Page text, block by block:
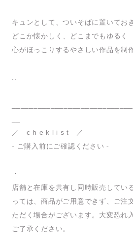
キュンとして、ついそばに置いてお
どこか懐かしく、どこまでもゆるく
心がほっこりするやさしい作品を制
／ c h e k l i s t ／
- ご購入前にご確認ください -
・
店舗と在庫を共有し同時販売してい
っては、商品がご用意できず、ご注
ただく場合がございます。大変恐れ
ご了承ください。